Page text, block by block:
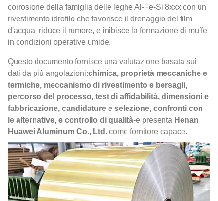
corrosione della famiglia delle leghe Al-Fe-Si 8xxx con un
rivestimento idrofilo che favorisce il drenaggio del film
d'acqua, riduce il rumore, e inibisce la formazione di muffe
in condizioni operative umide.
Questo documento fornisce una valutazione basata sui
dati da più angolazioni:chimica, proprietà meccaniche e
termiche, meccanismo di rivestimento e bersagli,
percorso del processo, test di affidabilità, dimensioni e
fabbricazione, candidature e selezione, confronti con
le alternative, e controllo di qualità-e presenta Henan
Huawei Aluminum Co., Ltd. come fornitore capace.